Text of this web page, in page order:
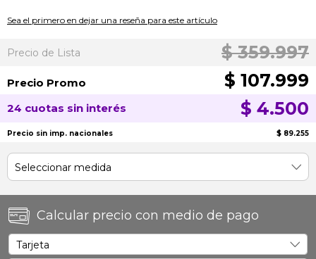
Sea el primero en dejar una reseña para este artículo
Precio de Lista $ 359.997
Precio Promo $ 107.999
24 cuotas sin interés $ 4.500
Precio sin imp. nacionales $ 89.255
Calcular precio con medio de pago